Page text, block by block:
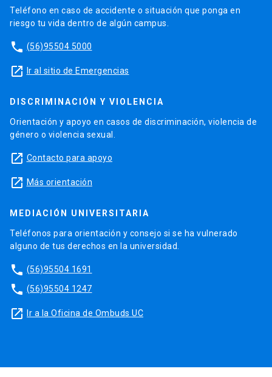
Teléfono en caso de accidente o situación que ponga en
riesgo tu vida dentro de algún campus.
phone (56)95504 5000
launch Ir al sitio de Emergencias
DISCRIMINACIÓN Y VIOLENCIA
Orientación y apoyo en casos de discriminación, violencia de
género o violencia sexual.
launch Contacto para apoyo
launch Más orientación
MEDIACIÓN UNIVERSITARIA
Teléfonos para orientación y consejo si se ha vulnerado
alguno de tus derechos en la universidad.
phone (56)95504 1691
phone (56)95504 1247
launch Ir a la Oficina de Ombuds UC